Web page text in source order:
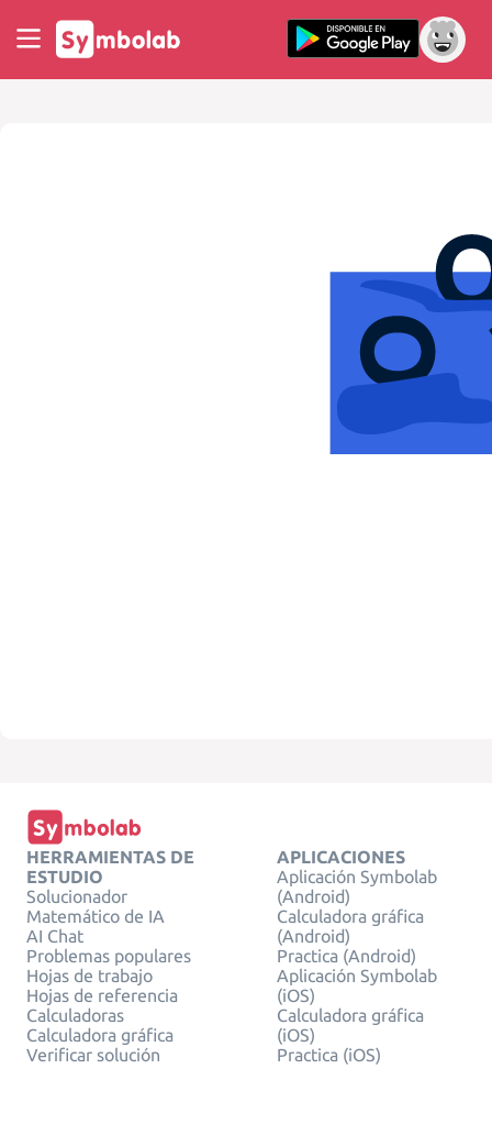
HERRAMIENTAS DE
ESTUDIO
Solucionador
Matemático de IA
AI Chat
Problemas populares
Hojas de trabajo
Hojas de referencia
Calculadoras
Calculadora gráfica
Verificar solución
APLICACIONES
Aplicación Symbolab
(Android)
Calculadora gráfica
(Android)
Practica (Android)
Aplicación Symbolab
(iOS)
Calculadora gráfica
(iOS)
Practica (iOS)